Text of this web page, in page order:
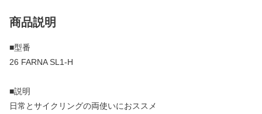
商品説明
■型番
26 FARNA SL1-H
■説明
日常とサイクリングの両使いにおススメ